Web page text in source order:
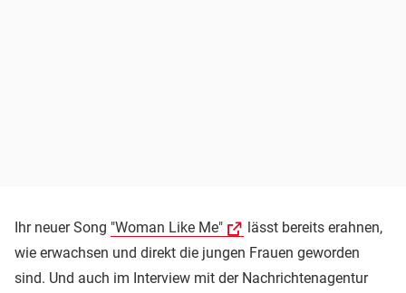
Ihr neuer Song "Woman Like Me"
lässt bereits erahnen,
wie erwachsen und direkt die jungen Frauen geworden
sind. Und auch im Interview mit der Nachrichtenagentur